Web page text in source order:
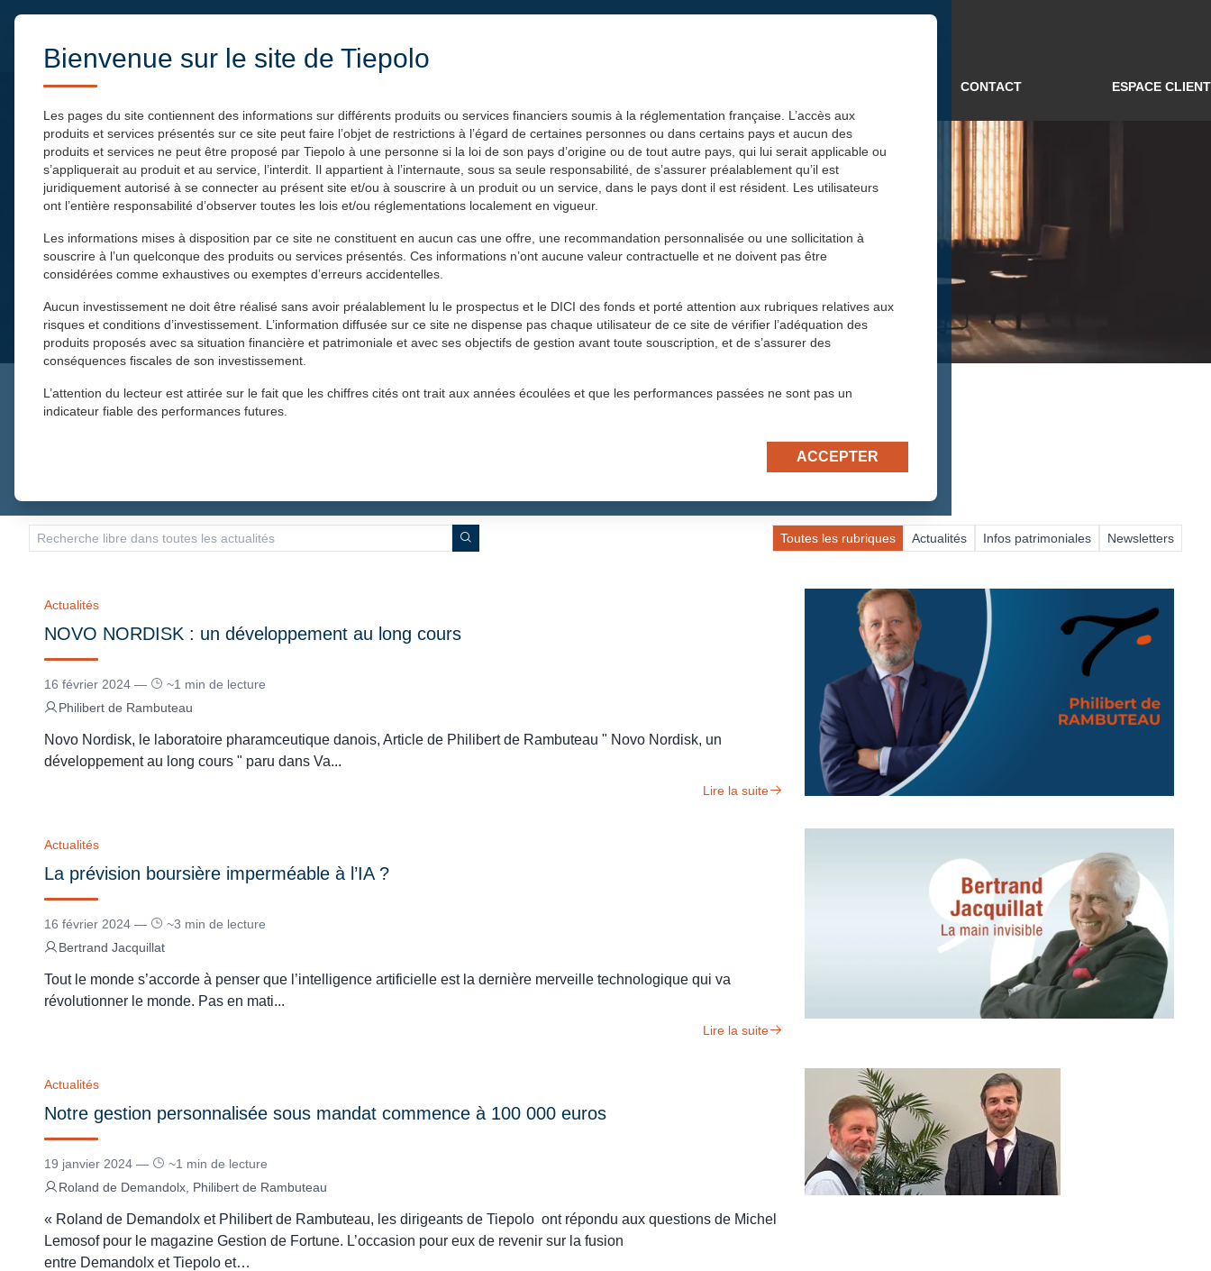
CONTACT ESPACE CLIENT
Toutes les rubriques Actualités Infos patrimoniales Newsletters
Actualités
NOVO NORDISK : un développement au long cours
16 février 2024 —
~1 min de lecture
Philibert de Rambuteau
Novo Nordisk, le laboratoire pharamceutique danois, Article de Philibert de Rambuteau " Novo Nordisk, un
développement au long cours " paru dans Va...
Lire la suite
Actualités
La prévision boursière imperméable à l’IA ?
16 février 2024 —
~3 min de lecture
Bertrand Jacquillat
Tout le monde s’accorde à penser que l’intelligence artificielle est la dernière merveille technologique qui va
révolutionner le monde. Pas en mati...
Lire la suite
Actualités
Notre gestion personnalisée sous mandat commence à 100 000 euros
19 janvier 2024 —
~1 min de lecture
Roland de Demandolx, Philibert de Rambuteau
« Roland de Demandolx et Philibert de Rambuteau, les dirigeants de Tiepolo ont répondu aux questions de Michel
Lemosof pour le magazine Gestion de Fortune. L’occasion pour eux de revenir sur la fusion
entre Demandolx et Tiepolo et…
Bienvenue sur le site de Tiepolo
Les pages du site contiennent des informations sur différents produits ou services financiers soumis à la réglementation française. L’accès aux
produits et services présentés sur ce site peut faire l’objet de restrictions à l’égard de certaines personnes ou dans certains pays et aucun des
produits et services ne peut être proposé par Tiepolo à une personne si la loi de son pays d’origine ou de tout autre pays, qui lui serait applicable ou
s’appliquerait au produit et au service, l’interdit. Il appartient à l’internaute, sous sa seule responsabilité, de s’assurer préalablement qu’il est
juridiquement autorisé à se connecter au présent site et/ou à souscrire à un produit ou un service, dans le pays dont il est résident. Les utilisateurs
ont l’entière responsabilité d’observer toutes les lois et/ou réglementations localement en vigueur.
Les informations mises à disposition par ce site ne constituent en aucun cas une offre, une recommandation personnalisée ou une sollicitation à
souscrire à l’un quelconque des produits ou services présentés. Ces informations n’ont aucune valeur contractuelle et ne doivent pas être
considérées comme exhaustives ou exemptes d’erreurs accidentelles.
Aucun investissement ne doit être réalisé sans avoir préalablement lu le prospectus et le DICI des fonds et porté attention aux rubriques relatives aux
risques et conditions d’investissement. L’information diffusée sur ce site ne dispense pas chaque utilisateur de ce site de vérifier l’adéquation des
produits proposés avec sa situation financière et patrimoniale et avec ses objectifs de gestion avant toute souscription, et de s’assurer des
conséquences fiscales de son investissement.
L’attention du lecteur est attirée sur le fait que les chiffres cités ont trait aux années écoulées et que les performances passées ne sont pas un
indicateur fiable des performances futures.
ACCEPTER